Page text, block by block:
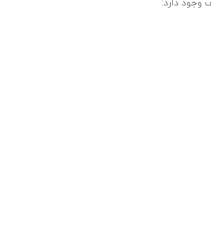
دارد: